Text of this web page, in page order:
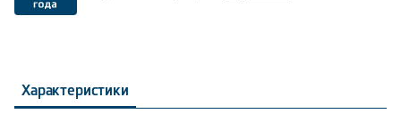
Характеристики